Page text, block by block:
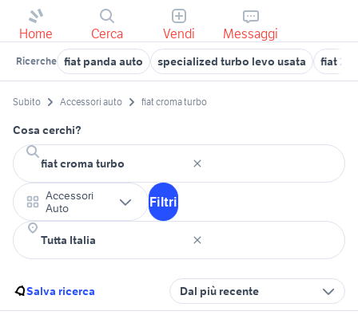
Home Cerca Vendi Messaggi
Ricerche fiat panda auto specialized turbo levo usata fiat
Subito Accessori auto fiat croma turbo
Cosa cerchi?
Accessori
Auto
Filtri
Salva ricerca Dal più recente